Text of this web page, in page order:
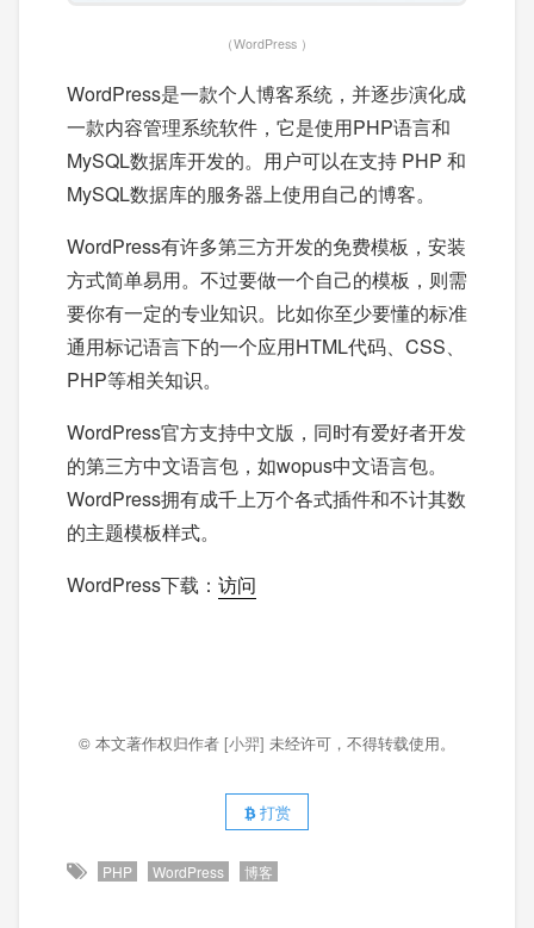
（WordPress ）
WordPress是一款个人博客系统，并逐步演化成
一款内容管理系统软件，它是使用PHP语言和
MySQL数据库开发的。用户可以在支持 PHP 和
MySQL数据库的服务器上使用自己的博客。
WordPress有许多第三方开发的免费模板，安装
方式简单易用。不过要做一个自己的模板，则需
要你有一定的专业知识。比如你至少要懂的标准
通用标记语言下的一个应用HTML代码、CSS、
PHP等相关知识。
WordPress官方支持中文版，同时有爱好者开发
的第三方中文语言包，如wopus中文语言包。
WordPress拥有成千上万个各式插件和不计其数
的主题模板样式。
WordPress下载： 访问
© 本文著作权归作者 [小羿] 未经许可，不得转载使用。
打赏
PHP WordPress 博客